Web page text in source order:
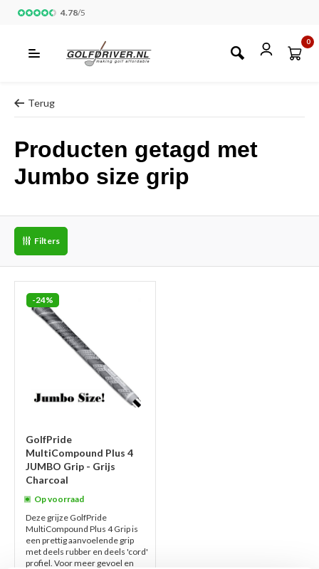
4.78/5
0
Terug
Producten getagd met
Jumbo size grip
Filters
-24%
GolfPride
MultiCompound Plus 4
JUMBO Grip - Grijs
Charcoal
Op voorraad
Deze grijze GolfPride
MultiCompound Plus 4 Grip is
een prettig aanvoelende grip
met deels rubber en deels 'cord'
profiel. Voor meer gevoel en